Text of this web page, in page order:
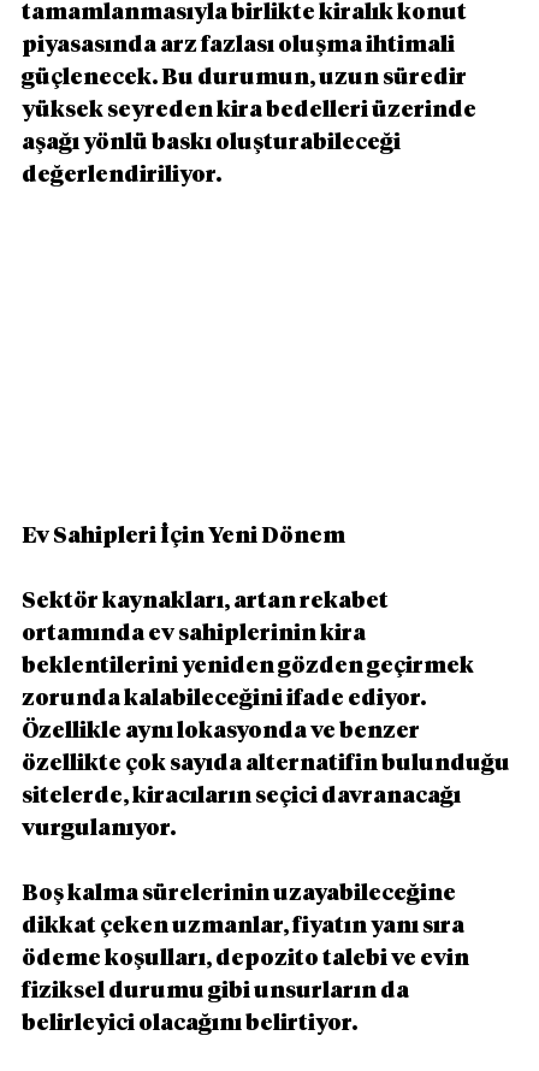
tamamlanmasıyla birlikte kiralık konut
piyasasında arz fazlası oluşma ihtimali
güçlenecek. Bu durumun, uzun süredir
yüksek seyreden kira bedelleri üzerinde
aşağı yönlü baskı oluşturabileceği
değerlendiriliyor.
Ev Sahipleri İçin Yeni Dönem
Sektör kaynakları, artan rekabet
ortamında ev sahiplerinin kira
beklentilerini yeniden gözden geçirmek
zorunda kalabileceğini ifade ediyor.
Özellikle aynı lokasyonda ve benzer
özellikte çok sayıda alternatifin bulunduğu
sitelerde, kiracıların seçici davranacağı
vurgulanıyor.
Boş kalma sürelerinin uzayabileceğine
dikkat çeken uzmanlar, fiyatın yanı sıra
ödeme koşulları, depozito talebi ve evin
fiziksel durumu gibi unsurların da
belirleyici olacağını belirtiyor.